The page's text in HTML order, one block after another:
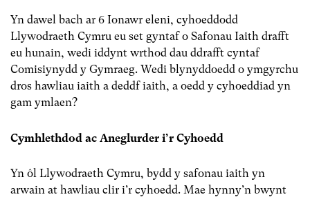
Yn dawel bach ar 6 Ionawr eleni, cyhoeddodd
Llywodraeth Cymru eu set gyntaf o Safonau Iaith drafft
eu hunain, wedi iddynt wrthod dau ddrafft cyntaf
Comisiynydd y Gymraeg. Wedi blynyddoedd o ymgyrchu
dros hawliau iaith a deddf iaith, a oedd y cyhoeddiad yn
gam ymlaen?
Cymhlethdod ac Aneglurder i’r Cyhoedd
Yn ôl Llywodraeth Cymru, bydd y safonau iaith yn
arwain at hawliau clir i’r cyhoedd. Mae hynny’n bwynt